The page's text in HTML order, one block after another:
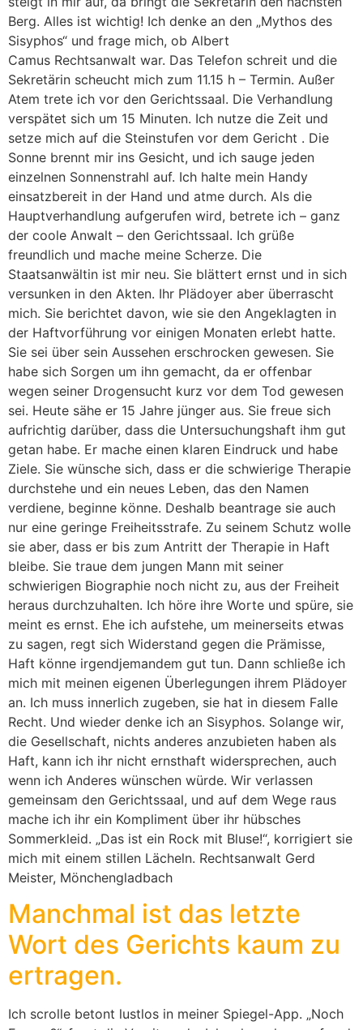
Berg. Alles ist wichtig! Ich denke an den „Mythos des
Sisyphos“ und frage mich, ob Albert
Camus Rechtsanwalt war. Das Telefon schreit und die
Sekretärin scheucht mich zum 11.15 h – Termin. Außer
Atem trete ich vor den Gerichtssaal. Die Verhandlung
verspätet sich um 15 Minuten. Ich nutze die Zeit und
setze mich auf die Steinstufen vor dem Gericht . Die
Sonne brennt mir ins Gesicht, und ich sauge jeden
einzelnen Sonnenstrahl auf. Ich halte mein Handy
einsatzbereit in der Hand und atme durch. Als die
Hauptverhandlung aufgerufen wird, betrete ich – ganz
der coole Anwalt – den Gerichtssaal. Ich grüße
freundlich und mache meine Scherze. Die
Staatsanwältin ist mir neu. Sie blättert ernst und in sich
versunken in den Akten. Ihr Plädoyer aber überrascht
mich. Sie berichtet davon, wie sie den Angeklagten in
der Haftvorführung vor einigen Monaten erlebt hatte.
Sie sei über sein Aussehen erschrocken gewesen. Sie
habe sich Sorgen um ihn gemacht, da er offenbar
wegen seiner Drogensucht kurz vor dem Tod gewesen
sei. Heute sähe er 15 Jahre jünger aus. Sie freue sich
aufrichtig darüber, dass die Untersuchungshaft ihm gut
getan habe. Er mache einen klaren Eindruck und habe
Ziele. Sie wünsche sich, dass er die schwierige Therapie
durchstehe und ein neues Leben, das den Namen
verdiene, beginne könne. Deshalb beantrage sie auch
nur eine geringe Freiheitsstrafe. Zu seinem Schutz wolle
sie aber, dass er bis zum Antritt der Therapie in Haft
bleibe. Sie traue dem jungen Mann mit seiner
schwierigen Biographie noch nicht zu, aus der Freiheit
heraus durchzuhalten. Ich höre ihre Worte und spüre, sie
meint es ernst. Ehe ich aufstehe, um meinerseits etwas
zu sagen, regt sich Widerstand gegen die Prämisse,
Haft könne irgendjemandem gut tun. Dann schließe ich
mich mit meinen eigenen Überlegungen ihrem Plädoyer
an. Ich muss innerlich zugeben, sie hat in diesem Falle
Recht. Und wieder denke ich an Sisyphos. Solange wir,
die Gesellschaft, nichts anderes anzubieten haben als
Haft, kann ich ihr nicht ernsthaft widersprechen, auch
wenn ich Anderes wünschen würde. Wir verlassen
gemeinsam den Gerichtssaal, und auf dem Wege raus
mache ich ihr ein Kompliment über ihr hübsches
Sommerkleid. „Das ist ein Rock mit Bluse!“, korrigiert sie
mich mit einem stillen Lächeln. Rechtsanwalt Gerd
Meister, Mönchengladbach
Manchmal ist das letzte
Wort des Gerichts kaum zu
ertragen.
Ich scrolle betont lustlos in meiner Spiegel-App. „Noch